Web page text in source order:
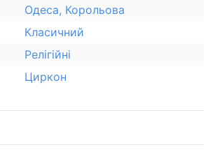
Одеса, Корольова
Класичний
Релігійні
Циркон